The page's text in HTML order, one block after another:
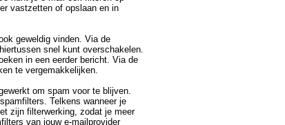
vastzetten of opslaan en in
geweldig vinden. Via de
snel kunt overschakelen.
in een eerder bericht. Via de
te vergemakkelijken.
om spam voor te blijven.
Telkens wanneer je
zijn filterwerking, zodat je meer
van jouw e-mailprovider